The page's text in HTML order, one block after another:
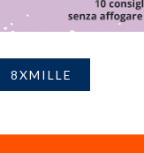
8XMILLE